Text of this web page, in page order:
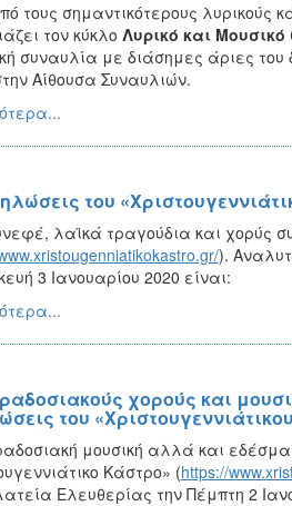
τους σημαντικότερους λυρικούς
τον κύκλο Λυρικό και Μουσικό
συναυλία με διάσημες άριες του
Αίθουσα Συναυλιών.
του
λαϊκά τραγούδια και χορύς
).
3 Ιανουαρίου 2020 είναι:
χορούς και
του
μουσική αλλά και
Κάστρο» (https://
Ελευθερίας την Πέμπτη 2